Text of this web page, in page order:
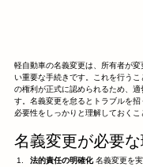
軽自動車の名義変更は、所有者が
い重要な手続きです。これを行う
の権利が正式に認められるため、適
す。名義変更を怠るとトラブルを
必要性をしっかりと理解しておくこ
名義変更が必要な
法的責任の明確化 名義変更を